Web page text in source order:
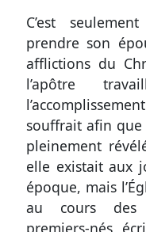
C’est
prendre son
afflictions du
l’apôtre
souffrait afin que
pleinement
elle existait aux
époque, mais
au cours des
premiers-nés